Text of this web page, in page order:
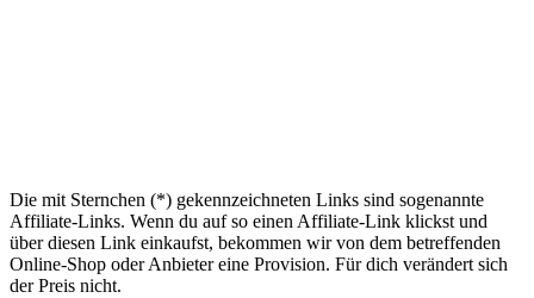
Die mit Sternchen (*) gekennzeichneten Links sind sogenannte
Affiliate-Links. Wenn du auf so einen Affiliate-Link klickst und
über diesen Link einkaufst, bekommen wir von dem betreffenden
Online-Shop oder Anbieter eine Provision. Für dich verändert sich
der Preis nicht.